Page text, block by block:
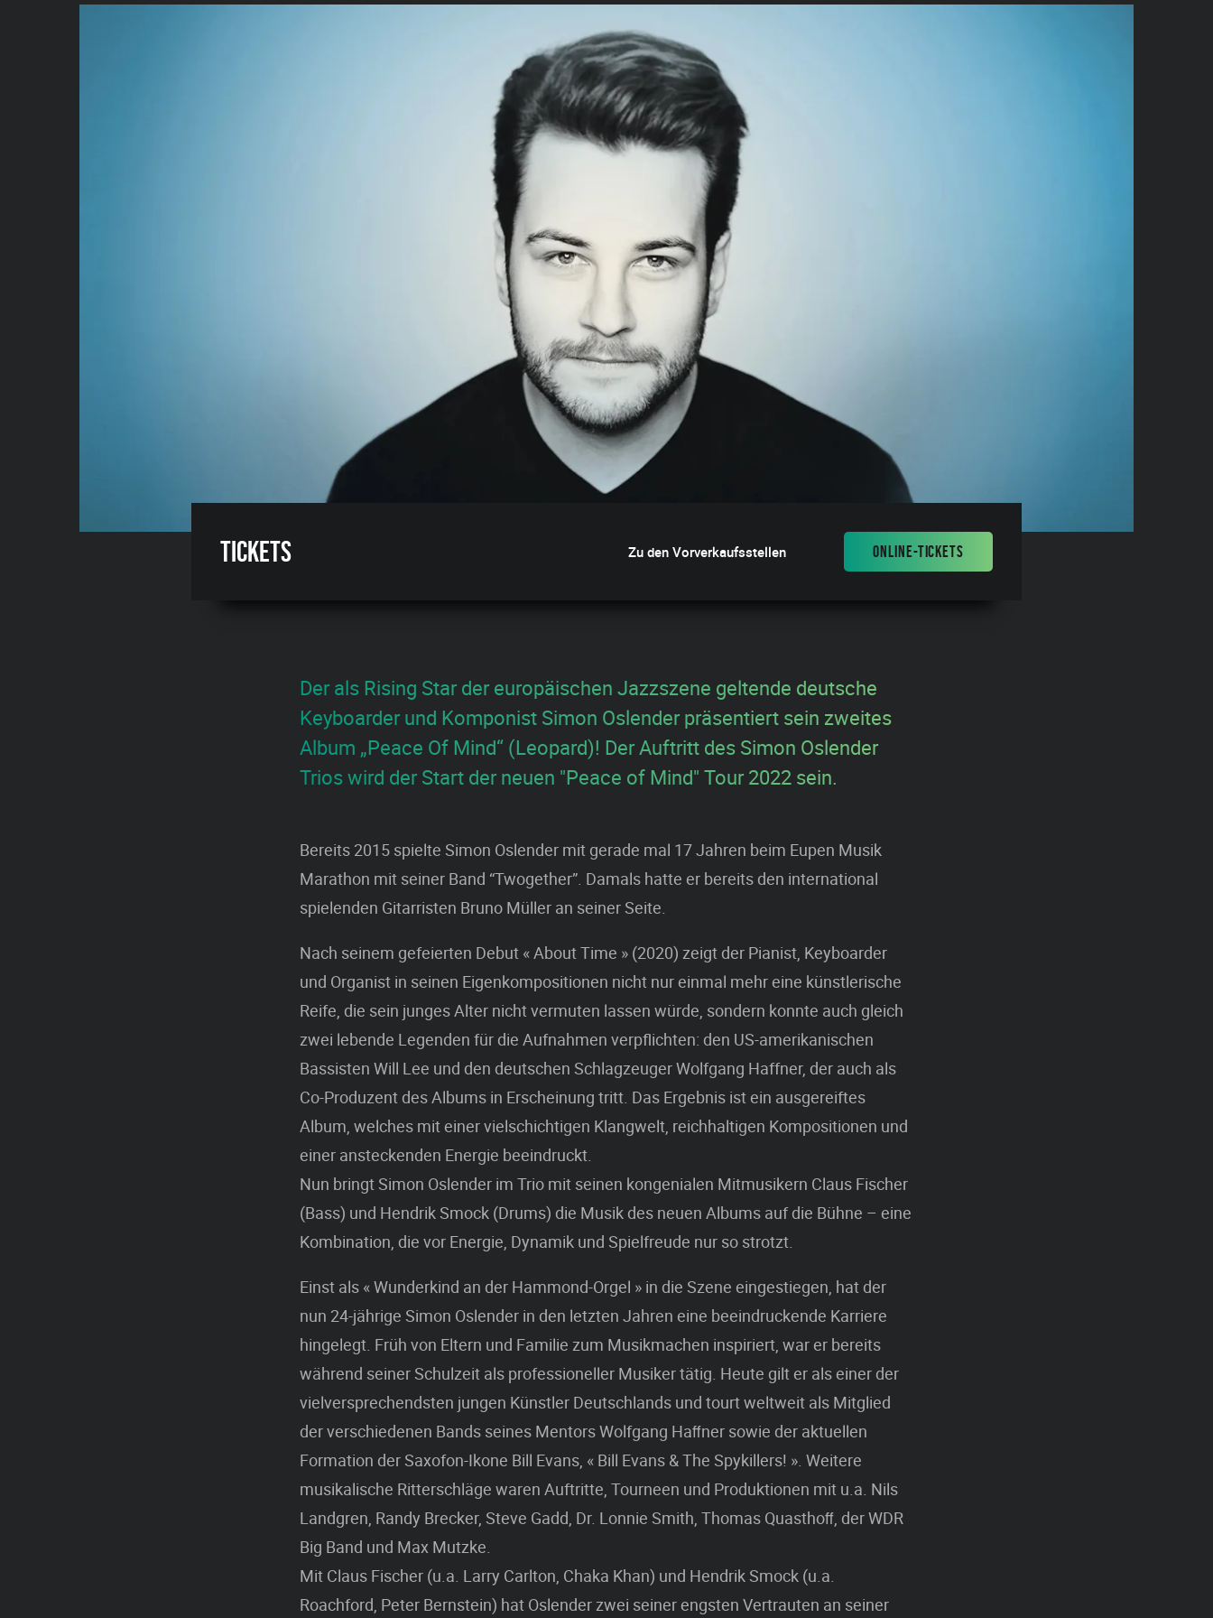
Tickets Zu den Vorverkaufsstellen ONLINE-TICKETS
Der als Rising Star der europäischen Jazzszene geltende deutsche
Keyboarder und Komponist Simon Oslender präsentiert sein zweites
Album „Peace Of Mind“ (Leopard)! Der Auftritt des Simon Oslender
Trios wird der Start der neuen "Peace of Mind" Tour 2022 sein.
Bereits 2015 spielte Simon Oslender mit gerade mal 17 Jahren beim Eupen Musik
Marathon mit seiner Band “Twogether”. Damals hatte er bereits den international
spielenden Gitarristen Bruno Müller an seiner Seite.
Nach seinem gefeierten Debut « About Time » (2020) zeigt der Pianist, Keyboarder
und Organist in seinen Eigenkompositionen nicht nur einmal mehr eine künstlerische
Reife, die sein junges Alter nicht vermuten lassen würde, sondern konnte auch gleich
zwei lebende Legenden für die Aufnahmen verpflichten: den US-amerikanischen
Bassisten Will Lee und den deutschen Schlagzeuger Wolfgang Haffner, der auch als
Co-Produzent des Albums in Erscheinung tritt. Das Ergebnis ist ein ausgereiftes
Album, welches mit einer vielschichtigen Klangwelt, reichhaltigen Kompositionen und
einer ansteckenden Energie beeindruckt.
Nun bringt Simon Oslender im Trio mit seinen kongenialen Mitmusikern Claus Fischer
(Bass) und Hendrik Smock (Drums) die Musik des neuen Albums auf die Bühne – eine
Kombination, die vor Energie, Dynamik und Spielfreude nur so strotzt.
Einst als « Wunderkind an der Hammond-Orgel » in die Szene eingestiegen, hat der
nun 24-jährige Simon Oslender in den letzten Jahren eine beeindruckende Karriere
hingelegt. Früh von Eltern und Familie zum Musikmachen inspiriert, war er bereits
während seiner Schulzeit als professioneller Musiker tätig. Heute gilt er als einer der
vielversprechendsten jungen Künstler Deutschlands und tourt weltweit als Mitglied
der verschiedenen Bands seines Mentors Wolfgang Haﬀner sowie der aktuellen
Formation der Saxofon-Ikone Bill Evans, « Bill Evans & The Spykillers! ». Weitere
musikalische Ritterschläge waren Auftritte, Tourneen und Produktionen mit u.a. Nils
Landgren, Randy Brecker, Steve Gadd, Dr. Lonnie Smith, Thomas Quasthoﬀ, der WDR
Big Band und Max Mutzke.
Mit Claus Fischer (u.a. Larry Carlton, Chaka Khan) und Hendrik Smock (u.a.
Roachford, Peter Bernstein) hat Oslender zwei seiner engsten Vertrauten an seiner